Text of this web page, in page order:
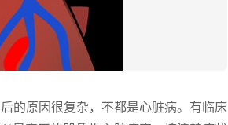
的原因很复杂，不都是心脏病。有临床